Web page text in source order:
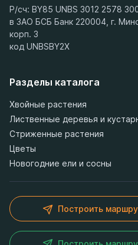
Р/сч: BY85 UNBS 3012 2578
в ЗАО БСБ Банк 220004, г.
корп. 3
код UNBSBY2X
Разделы каталога
Хвойные растения
Лиственные деревья и
Стриженные растения
Цветы
Новогодние ели и сосны
Построить